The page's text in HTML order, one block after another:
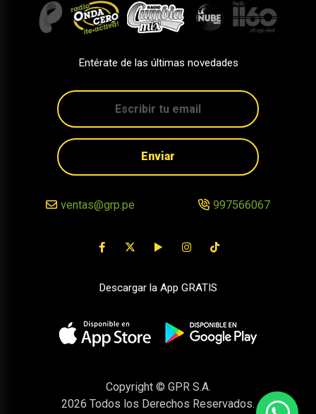
Entérate de las últimas novedades
Enviar
ventas@grp.pe 997566067
Descargar la App GRATIS
Copyright © GPR S.A.
2026 Todos los Derechos Reservados.